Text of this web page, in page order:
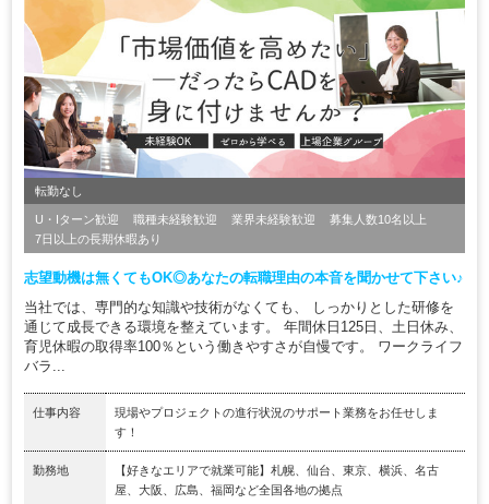
転勤なし
U・Iターン歓迎 職種未経験歓迎 業界未経験歓迎
募集人数10名以上
7日以上の長期休暇あり
志望動機は無くてもOK◎あなたの転職理由の本音を聞かせて下さい♪
当社では、専門的な知識や技術がなくても、 しっかりとした研修を
通じて成長できる環境を整えています。 年間休日125日、土日休み、
育児休暇の取得率100％という働きやすさが自慢です。 ワークライフ
バラ...
仕事内容
現場やプロジェクトの進行状況のサポート業務をお任せしま
す！
勤務地
【好きなエリアで就業可能】札幌、仙台、東京、横浜、名古
屋、大阪、広島、福岡など全国各地の拠点